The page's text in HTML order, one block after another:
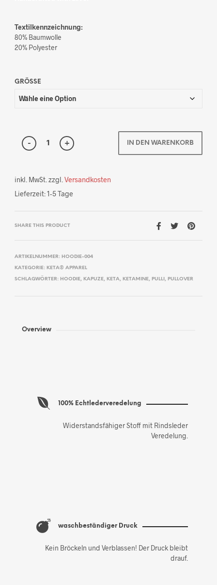
Textilkennzeichnung:
80% Baumwolle
20% Polyester
GRÖSSE
IN DEN WARENKORB
inkl. MwSt. zzgl. Versandkosten
Lieferzeit:1-5 Tage
SHARE THIS PRODUCT
ARTIKELNUMMER: HOODIE-004
KATEGORIE: KETA® APPAREL
SCHLAGWÖRTER: HOODIE, KAPUZE, KETA, KETAMINE, PULLI , PULLOVER
Overview
100% Echtlederveredelung
Widerstandsfähiger Stoff mit Rindsleder
Veredelung.
waschbeständiger Druck
Kein Bröckeln und Verblassen! Der Druck bleibt
drauf.